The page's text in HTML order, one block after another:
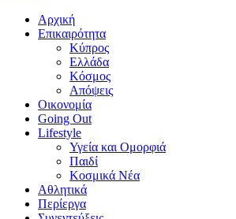
Αρχική
Επικαιρότητα
Κύπρος
Ελλάδα
Κόσμος
Απόψεις
Οικονομία
Going Out
Lifestyle
Υγεία και Ομορφιά
Παιδί
Κοσμικά Νέα
Αθλητικά
Περίεργα